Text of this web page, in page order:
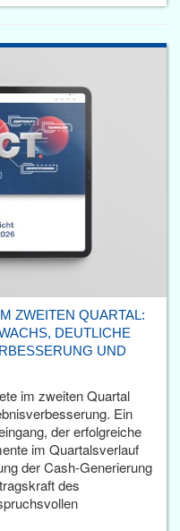
ZWEITEN QUARTAL:
DEUTLICHE
UND
im zweiten Quartal
Ein
der erfolgreiche
im Quartalsverlauf
der Cash-Generierung
des